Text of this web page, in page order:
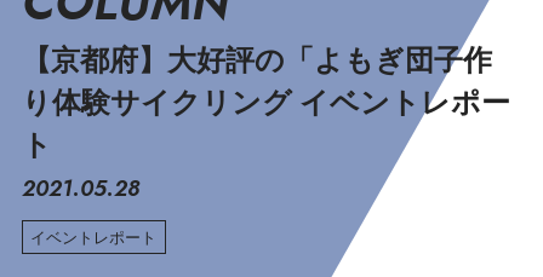
【京都府】大好評の「よもぎ団子作
り体験サイクリング イベントレポー
ト
2021.05.28
イベントレポート